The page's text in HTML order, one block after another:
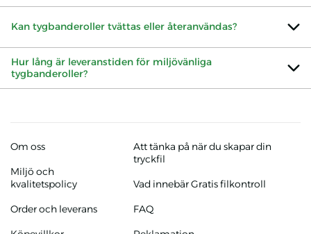
Kan tygbanderoller tvättas eller återanvändas?
Hur lång är leveranstiden för miljövänliga
tygbanderoller?
Om oss
Miljö och
kvalitetspolicy
Order och leverans
Att tänka på när du skapar din
tryckfil
Vad innebär Gratis filkontroll
FAQ